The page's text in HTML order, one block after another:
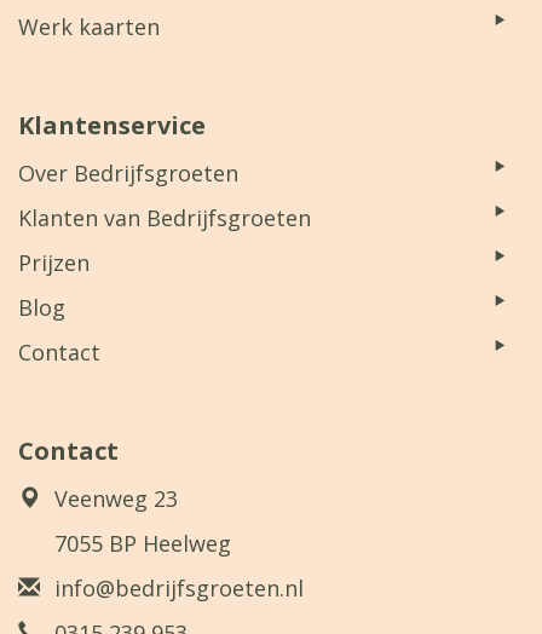
Werk kaarten
Klantenservice
Over Bedrijfsgroeten
Klanten van Bedrijfsgroeten
Prijzen
Blog
Contact
Contact
Veenweg 23
7055 BP Heelweg
info@bedrijfsgroeten.nl